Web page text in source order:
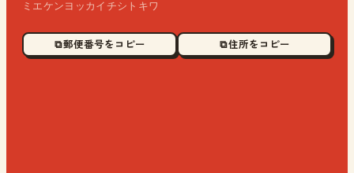
ミエケンヨッカイチシトキワ
⧉ 郵便番号をコピー ⧉ 住所をコピー